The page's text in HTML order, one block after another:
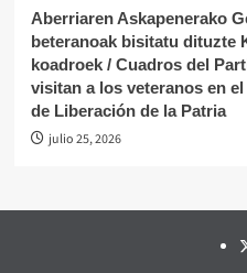
Aberriaren Askapenerako
beteranoak bisitatu dituzte
koadroek / Cuadros del
visitan a los veteranos en
de Liberación de la Patria
julio 25, 2026